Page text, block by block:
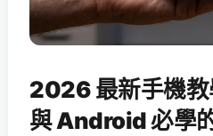
2026 最新手機
與 Android 必學